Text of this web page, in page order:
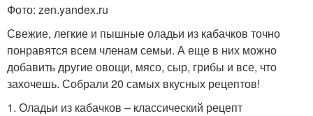
Фото: zen.yandex.ru
Свежие, легкие и пышные оладьи из кабачков точно
понравятся всем членам семьи. А еще в них можно
добавить другие овощи, мясо, сыр, грибы и все, что
захочешь. Собрали 20 самых вкусных рецептов!
1. Оладьи из кабачков – классический рецепт